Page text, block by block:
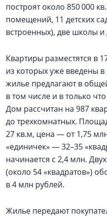
построят около 850 000
помещений, 11 детских
встроенных), две школы и
Квартиры разместятся в
из которых уже введены
жилье предлагают в
в том числе и в только
Дом рассчитан на 987
до трехкомнатных.
27 кв.м, цена — от 1,75
«единичек» — 32–35
начинается с 2,4 млн.
(около 54 «квадратов»)
в 4 млн рублей.
Жилье передают